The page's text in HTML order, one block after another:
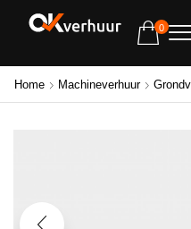
0
Home Machineverhuur